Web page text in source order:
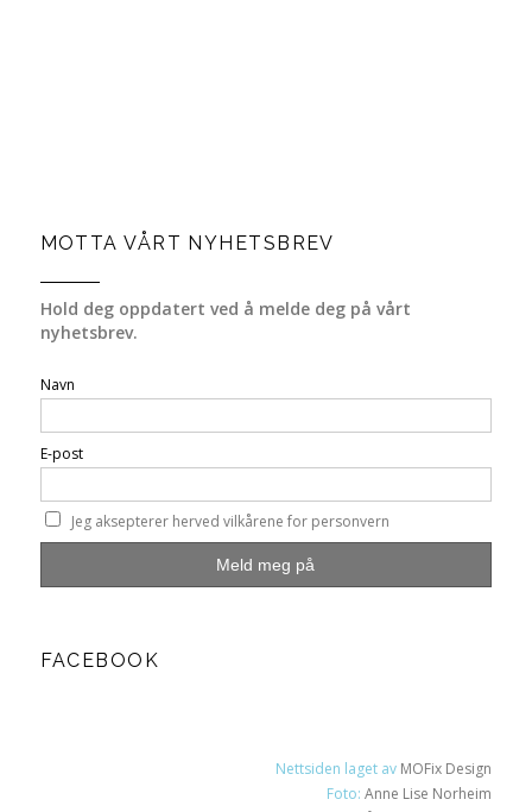
MOTTA VÅRT NYHETSBREV
Hold deg oppdatert ved å melde deg på vårt
nyhetsbrev.
Navn
E-post
Jeg aksepterer herved vilkårene for personvern
FACEBOOK
Nettsiden laget av MOFix Design
Foto:Anne Lise Norheim